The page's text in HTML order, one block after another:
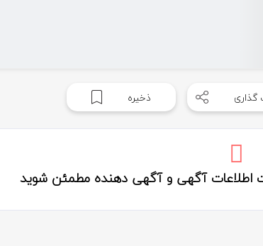
گذاری ذخیره
اطلاعات آگهی و آگهی دهنده مطمئن شوید